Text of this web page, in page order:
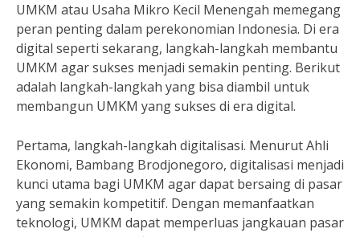
UMKM atau Usaha Mikro Kecil Menengah memegang
peran penting dalam perekonomian Indonesia. Di era
digital seperti sekarang, langkah-langkah membantu
UMKM agar sukses menjadi semakin penting. Berikut
adalah langkah-langkah yang bisa diambil untuk
membangun UMKM yang sukses di era digital.
Pertama, langkah-langkah digitalisasi. Menurut Ahli
Ekonomi, Bambang Brodjonegoro, digitalisasi menjadi
kunci utama bagi UMKM agar dapat bersaing di pasar
yang semakin kompetitif. Dengan memanfaatkan
teknologi, UMKM dapat memperluas jangkauan pasar